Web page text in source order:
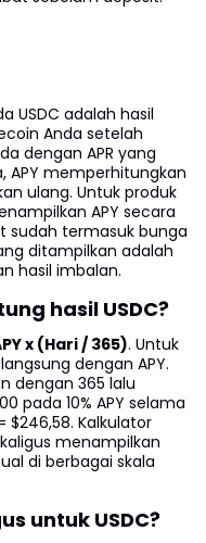
USDC adalah hasil
Anda setelah
dengan APR yang
APY memperhitungkan
ulang. Untuk produk
APY secara
sudah termasuk bunga
ditampilkan adalah
hasil imbalan.
hasil USDC?
x (Hari / 365). Untuk
dengan APY.
dengan 365 lalu
pada 10% APY selama
$246,58. Kalkulator
menampilkan
di berbagai skala
untuk USDC?